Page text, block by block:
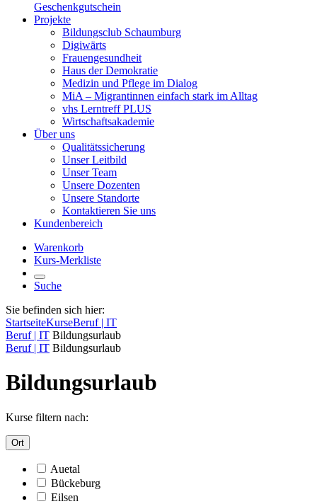
Geschenkgutschein
Projekte
Bildungsclub Schaumburg
Digiwärts
Frauengesundheit
Haus der Demokratie
Medizin und Pflege im Dialog
MiA – Migrantinnen einfach stark im Alltag
vhs Lerntreff PLUS
Wirtschaftsakademie
Über uns
Qualitätssicherung
Unser Leitbild
Unser Team
Unsere Dozenten
Unsere Standorte
Kontaktieren Sie uns
Kundenbereich
Warenkorb
Kurs-Merkliste
Suche
Sie befinden sich hier:
StartseiteKurseBeruf | IT
Beruf | IT Bildungsurlaub
Beruf | IT Bildungsurlaub
Bildungsurlaub
Kurse filtern nach:
Ort
Auetal
Bückeburg
Eilsen